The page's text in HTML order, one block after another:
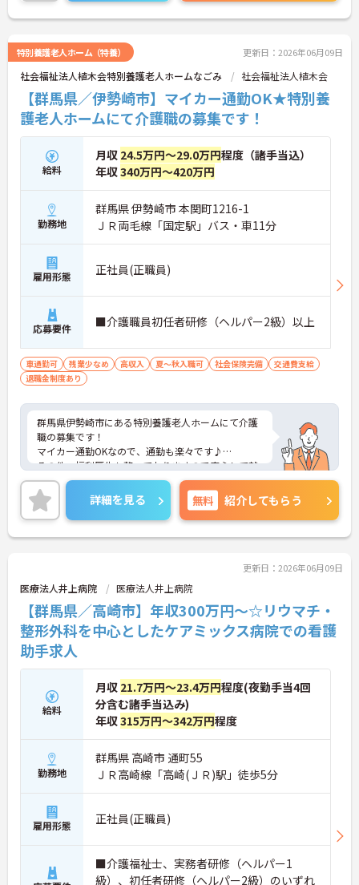
特別養護老人ホーム（特養） 更新日：2026年06月09日
社会福祉法人植木会特別養護老人ホームなごみ 社会福祉法人植木会
【群馬県／伊勢崎市】マイカー通勤OK★特別養
護老人ホームにて介護職の募集です！
給料
月収 24.5万円～29.0万円程度（諸手当込）
年収340万円～420万円
勤務地
群馬県 伊勢崎市 本関町1216-1
ＪＲ両毛線「国定駅」バス・車11分
雇用形態 正社員(正職員)
応募要件 ■介護職員初任者研修（ヘルパー2級）以上
車通勤可 残業少なめ 高収入 夏～秋入職可 社会保険完備
交通費支給
退職金制度あり
群馬県伊勢崎市にある特別養護老人ホームにて介護
職の募集です！
マイカー通勤OKなので、通勤も楽々です♪
その他、福利厚生も整っておりますので安心して就
業して頂けます。
ご興味のある方はお気軽にお問い合わせ下さい。
詳細を見る 無料 紹介してもらう
更新日：2026年06月09日
医療法人井上病院 医療法人井上病院
【群馬県／高崎市】年収300万円～☆リウマチ・
整形外科を中心としたケアミックス病院での看護
助手求人
給料
月収 21.7万円～23.4万円程度(夜勤手当4回
分含む諸手当込み)
年収315万円～342万円程度
勤務地
群馬県 高崎市 通町55
ＪＲ高崎線「高崎(ＪＲ)駅」徒歩5分
雇用形態 正社員(正職員)
■介護福祉士、実務者研修（ヘルパー1
級）、初任者研修（ヘルパー2級）のいずれ